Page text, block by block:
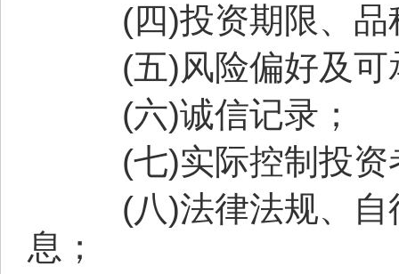
(四)投资期限、
(五)风险偏好及
(六)诚信记录；
(七)实际控制投
(八)法律法规、
息；